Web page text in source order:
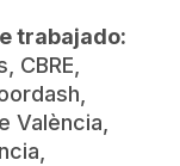
trabajado:
CBRE,
València,